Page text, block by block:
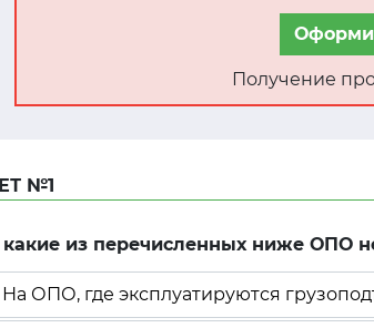
Получение
№1
какие из перечисленных ниже ОПО
ОПО, где эксплуатируются